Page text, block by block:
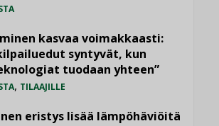
kasvaa voimakkaasti:
syntyvät, kun
tuodaan yhteen”
, TILAAJILLE
eristys lisää lämpöhäviöitä